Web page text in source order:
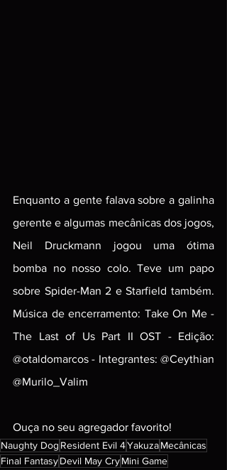
Enquanto a gente falava sobre a galinha
gerente e algumas mecânicas dos jogos,
Neil Druckmann jogou uma ótima
bomba no nosso colo. Teve um papo
sobre Spider-Man 2 e Starfield também.
Música de encerramento: Take On Me -
The Last of Us Part II OST - Edição:
@otaldomarcos - Integrantes: @Ceythian
@Murilo_Valim
Ouça no seu agregador favorito!
Naughty Dog Resident Evil 4YakuzaMecânicas
Final FantasyDevil May CryMini Game